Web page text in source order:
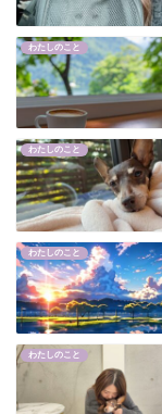
わたしのこと
わたしのこと
わたしのこと
わたしのこと